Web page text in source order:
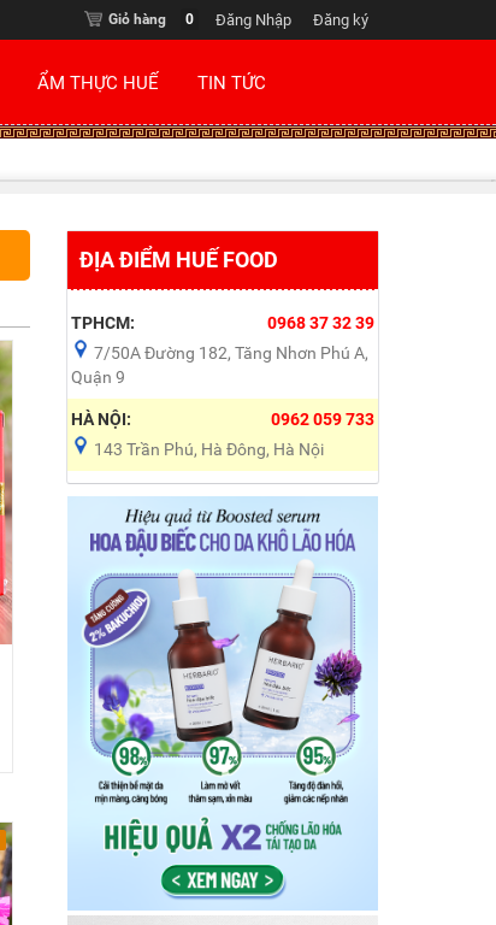
Đăng ký
Đăng Nhập
Giỏ hàng 0
ẨM THỰC HUẾ TIN TỨC
ĐỊA ĐIỂM HUẾ FOOD
TPHCM:
0968 37 32 39
7/50A Đường 182, Tăng Nhơn Phú A,
Quận 9
HÀ NỘI:
0962 059 733
143 Trần Phú, Hà Đông, Hà Nội